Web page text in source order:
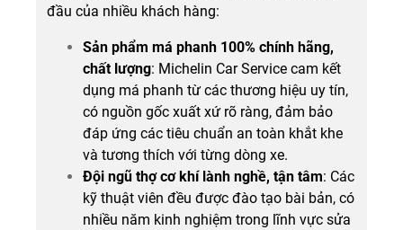
đầu của nhiều khách hàng:
Sản phẩm má phanh 100% chính hãng,
chất lượng: Michelin Car Service cam kết
dụng má phanh từ các thương hiệu uy tín,
có nguồn gốc xuất xứ rõ ràng, đảm bảo
đáp ứng các tiêu chuẩn an toàn khắt khe
và tương thích với từng dòng xe.
Đội ngũ thợ cơ khí lành nghề, tận tâm: Các
kỹ thuật viên đều được đào tạo bài bản, có
nhiều năm kinh nghiệm trong lĩnh vực sửa